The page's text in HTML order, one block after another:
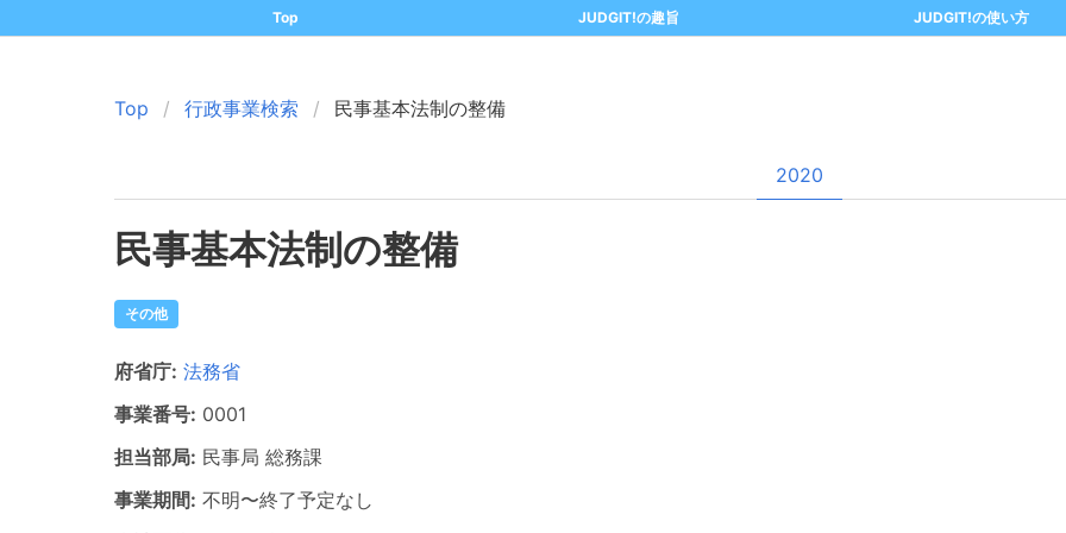
Top JUDGIT!の趣旨 JUDGIT!の使い方
Top 行政事業検索 民事基本法制の整備
2020
民事基本法制の整備
その他
府省庁: 法務省
事業番号: 0001
担当部局: 民事局 総務課
事業期間: 不明〜終了予定なし